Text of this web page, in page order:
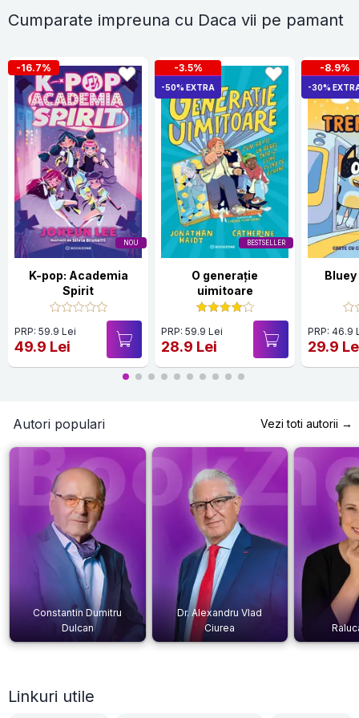
Cumparate impreuna cu Daca vii pe pamant
NOU
-16.7%
K-pop: Academia
Spirit
PRP: 59.9 Lei
49.9 Lei
BESTSELLER
-3.5%
-50% EXTRA
O generație
uimitoare
PRP: 59.9 Lei
28.9 Lei
-8.9%
-30%
PRP: 46.9
29.9
Autori populari Vezi toti autorii →
Constantin Dumitru
Dulcan
Dr. Alexandru Vlad
Ciurea
Linkuri utile